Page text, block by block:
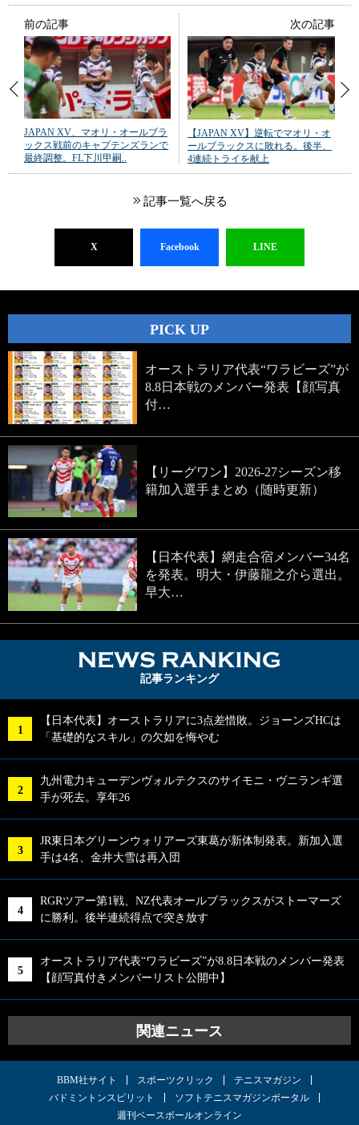
前の記事
JAPAN XV、マオリ・オールブラ
ックス戦前のキャプテンズランで
最終調整。FL下川甲嗣..
次の記事
【JAPAN XV】逆転でマオリ・オ
ールブラックスに敗れる。後半、
4連続トライを献上
記事一覧へ戻る
X Facebook LINE
PICK UP
オーストラリア代表“ワラビーズ”が
8.8日本戦のメンバー発表【顔写真
付…
【リーグワン】2026-27シーズン移
籍加入選手まとめ（随時更新）
【日本代表】網走合宿メンバー34名
を発表。明大・伊藤龍之介ら選出。
早大…
記事ランキング
【日本代表】オーストラリアに3点差惜敗。ジョーンズHCは
「基礎的なスキル」の欠如を悔やむ
九州電力キューデンヴォルテクスのサイモニ・ヴニランギ選
手が死去。享年26
JR東日本グリーンウォリアーズ東葛が新体制発表。新加入選
手は4名、金井大雪は再入団
RGRツアー第1戦、NZ代表オールブラックスがストーマーズ
に勝利。後半連続得点で突き放す
オーストラリア代表“ワラビーズ”が8.8日本戦のメンバー発表
【顔写真付きメンバーリスト公開中】
関連ニュース
BBM社サイト スポーツクリック
テニスマガジン
バドミントンスピリット
ソフトテニスマガジンポータル
週刊ベースボールオンライン